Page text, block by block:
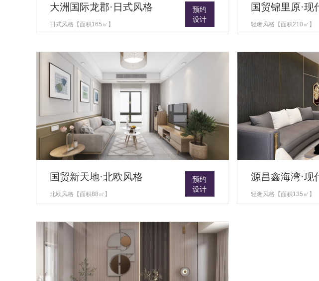
大洲国际龙郡·日式风格
日式风格【面积165㎡】
预约
设计
国贸锦里原·现
轻奢风格【面积210㎡】
国贸新天地·北欧风格
北欧风格【面积88㎡】
预约
设计
源昌鑫海湾·现
轻奢风格【面积135㎡】